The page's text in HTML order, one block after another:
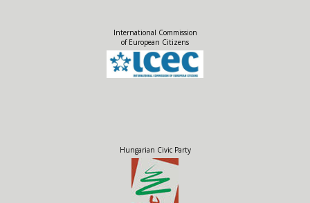
International Commission
of European Citizens
Hungarian Civic Party